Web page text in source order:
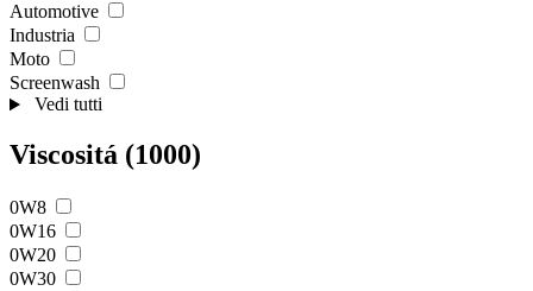
Automotive
Industria
Moto
Screenwash
Vedi tutti
Viscositá (1000)
0W8
0W16
0W20
0W30